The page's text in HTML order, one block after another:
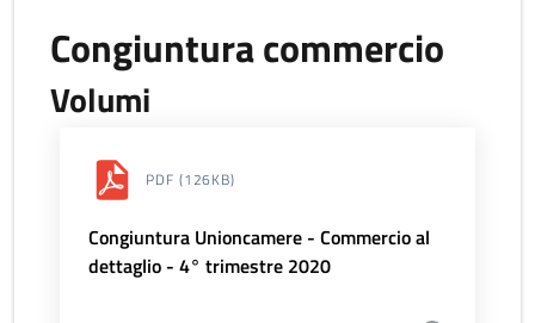
Congiuntura commercio
Volumi
PDF (126KB)
Congiuntura Unioncamere - Commercio al
dettaglio - 4° trimestre 2020